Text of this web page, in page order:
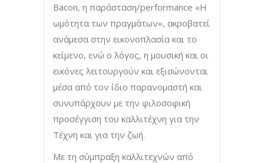
Bacon, η παράσταση/performance «H
ωμότητα των πραγμάτων», ακροβατεί
ανάμεσα στην εικονοπλασία και το
κείμενο, ενώ ο λόγος, η μουσική και οι
εικόνες λειτουργούν και εξισώνονται
μέσα από τον ίδιο παρανομαστή και
συνυπάρχουν με την φιλοσοφική
προσέγγιση του καλλιτέχνη για την
Tέχνη και για την ζωή.
Με τη σύμπραξη καλλιτεχνών από